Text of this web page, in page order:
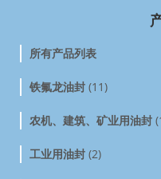
所有产品列表
铁氟龙油封 (11)
农机、建筑、矿业用油封
工业用油封 (2)